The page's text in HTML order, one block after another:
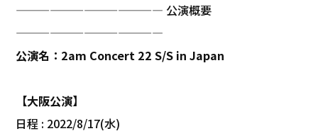
————————————— 公演概要
—————————————
公演名：2am Concert 22 S/S in Japan
【大阪公演】
日程 : 2022/8/17(水)